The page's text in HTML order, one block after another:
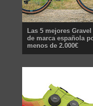
Las 5 mejores Gravel
de marca española
menos de 2.000€